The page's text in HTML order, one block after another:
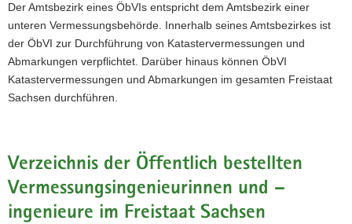
e
i
f
e
n
d
a
i
g
t
i
o
n
c
h
Der Amtsbezirk eines ÖbVIs entspricht dem Amtsbezirk einer
unteren Vermessungsbehörde. Innerhalb seines Amtsbezirkes ist
der ÖbVI zur Durchführung von Katastervermessungen und
Abmarkungen verpflichtet. Darüber hinaus können ÖbVI
Katastervermessungen und Abmarkungen im gesamten Freistaat
Sachsen durchführen.
Verzeichnis der Öffentlich bestellten
Vermessungsingenieurinnen und –
ingenieure im Freistaat Sachsen